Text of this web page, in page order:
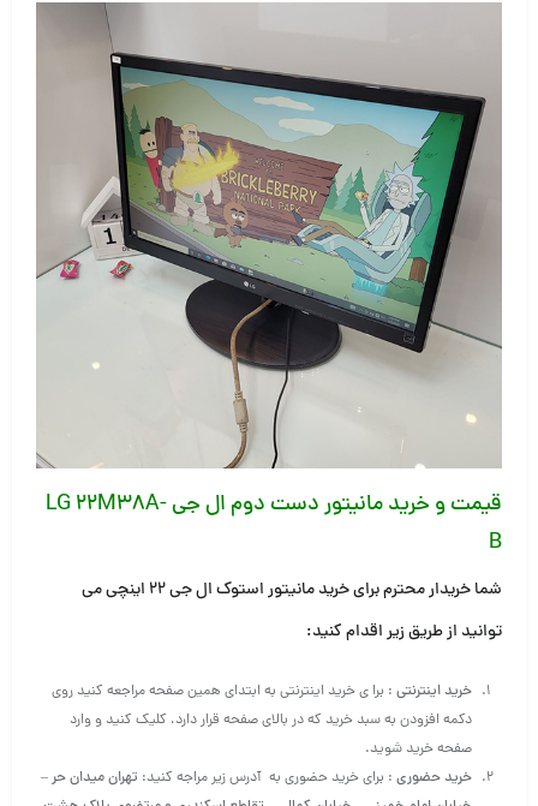
قیمت و خرید مانیتور دست دوم ال جی LG 22M38A-
B
شما خریدار محترم برای خرید مانیتور استوک ال جی ۲۲ اینچی می
توانید از طریق زیر اقدام کنید:
خرید اینترنتی : برا ی خرید اینترنتی به ابتدای همین صفحه مراجعه کنید روی
دکمه افزودن به سبد خرید که در بالای صفحه قرار دارد، کلیک کنید و وارد
صفحه خرید شوید.
خرید حضوری : برای خرید حضوری به آدرس زیر مراجه کنید: تهران میدان حر –